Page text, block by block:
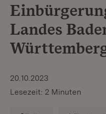
Landes
20.10.2023
Lesezeit: 2 Minuten